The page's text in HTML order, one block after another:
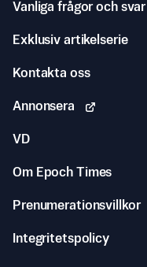
Vanliga frågor och svar
Exklusiv artikelserie
Kontakta oss
Annonsera
VD
Om Epoch Times
Prenumerationsvillkor
Integritetspolicy